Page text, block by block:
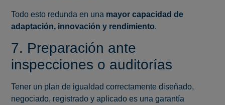
Todo esto redunda en una mayor capacidad de
adaptación, innovación y rendimiento.
7. Preparación ante
inspecciones o auditorías
Tener un plan de igualdad correctamente diseñado,
negociado, registrado y aplicado es una garantía